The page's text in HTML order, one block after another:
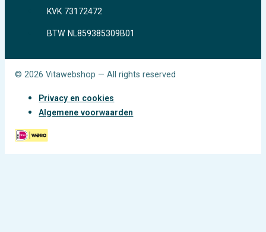
KVK 73172472
BTW NL859385309B01
© 2026 Vitawebshop — All rights reserved
Privacy en cookies
Algemene voorwaarden